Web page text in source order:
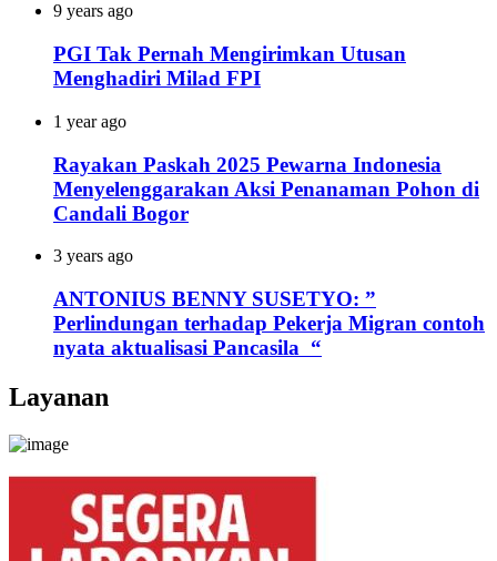
9 years ago
PGI Tak Pernah Mengirimkan Utusan
Menghadiri Milad FPI
1 year ago
Rayakan Paskah 2025 Pewarna Indonesia
Menyelenggarakan Aksi Penanaman Pohon di
Candali Bogor
3 years ago
ANTONIUS BENNY SUSETYO: ”
Perlindungan terhadap Pekerja Migran contoh
nyata aktualisasi Pancasila “
Layanan